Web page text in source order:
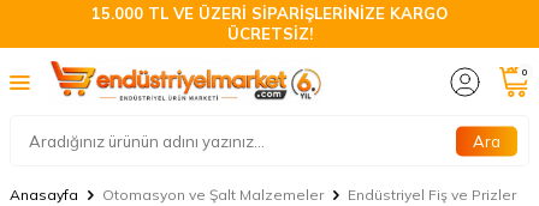
15.000 TL VE ÜZERİ SİPARİŞLERİNİZE KARGO
ÜCRETSİZ!
Ara
0
Anasayfa Otomasyon ve Şalt Malzemeler Endüstriyel Fiş ve Prizler